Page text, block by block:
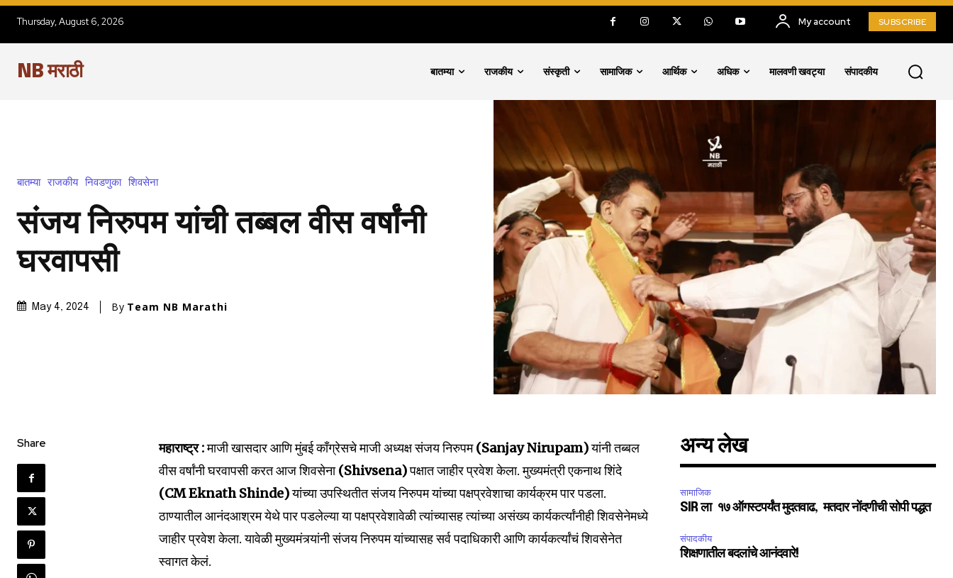
Join our community of
SUBSCRIBERS and be part
of the conversation.
To subscribe, simply enter your email address on our website or click
SUBSCRIBE
Thursday, August 6, 2026 My account SUBSCRIBE
NB मराठी बातम्या राजकीय संस्कृती सामाजिक आर्थिक अधिक मालवणी खवट्या संपादकीय
बातम्या राजकीय निवडणुका शिवसेना
संजय निरुपम यांची तब्बल वीस वर्षांनी
घरवापसी
May 4, 2024 By Team NB Marathi
Share महाराष्ट्र :माजी खासदार आणि मुंबई काँग्रेसचे माजी अध्यक्ष संजय निरुपम(Sanjay Nirupam)यांनी तब्बल
वीस वर्षांनी घरवापसी करत आज शिवसेना(Shivsena)पक्षात जाहीर प्रवेश केला. मुख्यमंत्री एकनाथ शिंदे
(CM Eknath Shinde)यांच्या उपस्थितीत संजय निरुपम यांच्या पक्षप्रवेशाचा कार्यक्रम पार पडला.
ठाण्यातील आनंदआश्रम येथे पार पडलेल्या या पक्षप्रवेशावेळी त्यांच्यासह त्यांच्या असंख्य कार्यकर्त्यांनीही शिवसेनेमध्ये
जाहीर प्रवेश केला. यावेळी मुख्यमंत्र्यांनी संजय निरुपम यांच्यासह सर्व पदाधिकारी आणि कार्यकर्त्यांचं शिवसेनेत
स्वागत केलं.
अन्य लेख
सामाजिक
SIR ला १७ ऑगस्टपर्यंत मुदतवाढ, मतदार नोंदणीची सोपी पद्धत
संपादकीय
शिक्षणातील बदलांचे आनंदवारे!